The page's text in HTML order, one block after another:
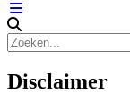
Disclaimer